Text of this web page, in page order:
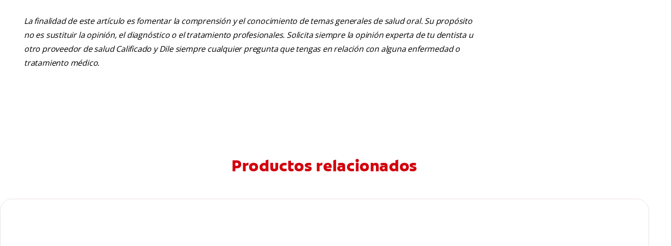
La finalidad de este artículo es fomentar la comprensión y el conocimiento de temas generales de salud oral. Su propósito
no es sustituir la opinión, el diagnóstico o el tratamiento profesionales. Solicita siempre la opinión experta de tu dentista u
otro proveedor de salud Calificado y Dile siempre cualquier pregunta que tengas en relación con alguna enfermedad o
tratamiento médico.
Productos relacionados